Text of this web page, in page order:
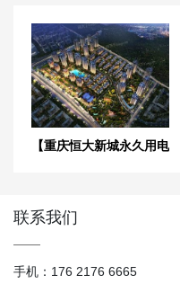
【重庆恒大新城永久用电
联系我们
手机：176 2176 6665